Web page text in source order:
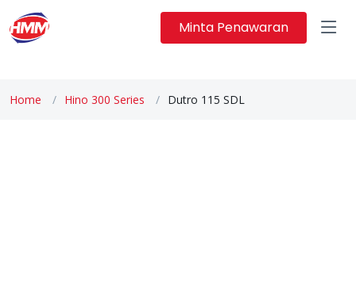
Minta Penawaran
Home Hino 300 Series Dutro 115 SDL